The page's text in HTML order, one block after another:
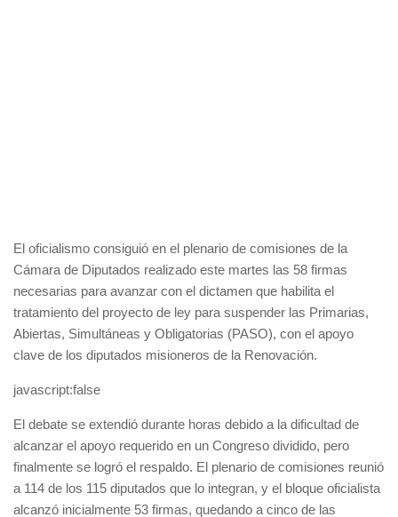
El oficialismo consiguió en el plenario de comisiones de la
Cámara de Diputados realizado este martes las 58 firmas
necesarias para avanzar con el dictamen que habilita el
tratamiento del proyecto de ley para suspender las Primarias,
Abiertas, Simultáneas y Obligatorias (PASO), con el apoyo
clave de los diputados misioneros de la Renovación.
javascript:false
El debate se extendió durante horas debido a la dificultad de
alcanzar el apoyo requerido en un Congreso dividido, pero
finalmente se logró el respaldo. El plenario de comisiones reunió
a 114 de los 115 diputados que lo integran, y el bloque oficialista
alcanzó inicialmente 53 firmas, quedando a cinco de las